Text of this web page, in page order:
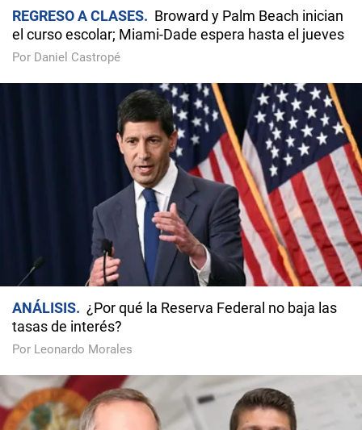
REGRESO A CLASES
Broward y Palm Beach inician
el curso escolar; Miami-Dade espera hasta el jueves
Por Daniel Castropé
ANÁLISIS
¿Por qué la Reserva Federal no baja las
tasas de interés?
Por Leonardo Morales